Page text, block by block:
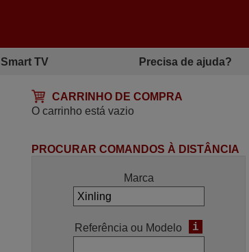
Smart TV Precisa de ajuda?
CARRINHO DE COMPRA
O carrinho está vazio
PROCURAR COMANDOS À DISTÂNCIA
Marca
Referência ou Modelo i